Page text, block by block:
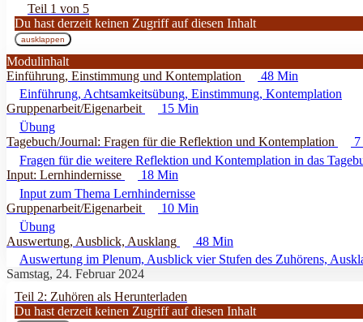
Teil 1 von 5
Du hast derzeit keinen Zugriff auf diesen Inhalt
ausklappen
Teil
1:
Einführung
und
Hinführung
zur
Kunst
des
Modulinhalt
Einführung, Einstimmung und Kontemplation
48 Min
Einführung, Achtsamkeitsübung, Einstimmung, Kontemplation
Gruppenarbeit/Eigenarbeit
15 Min
Übung
Tagebuch/Journal: Fragen für die Reflektion und Kontemplation
Fragen für die weitere Reflektion und Kontemplation in das
Input: Lernhindernisse
18 Min
Input zum Thema Lernhindernisse
Gruppenarbeit/Eigenarbeit
10 Min
Übung
Auswertung, Ausblick, Ausklang
48 Min
Auswertung im Plenum, Ausblick vier Stufen des Zuhörens,
Samstag, 24. Februar 2024
Teil 2: Zuhören als Herunterladen
Du hast derzeit keinen Zugriff auf diesen Inhalt